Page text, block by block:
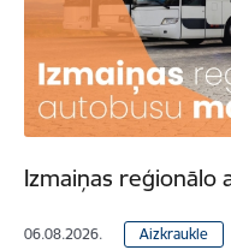
Izmaiņas reģionālo
06.08.2026. Aizkraukle